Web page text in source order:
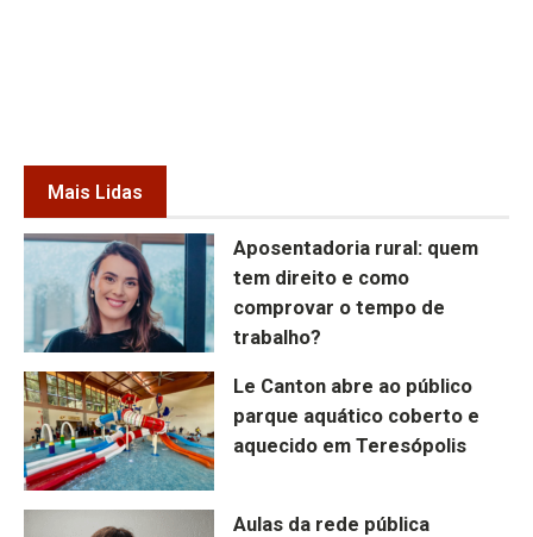
Mais Lidas
Aposentadoria rural: quem
tem direito e como
comprovar o tempo de
trabalho?
Le Canton abre ao público
parque aquático coberto e
aquecido em Teresópolis
Aulas da rede pública